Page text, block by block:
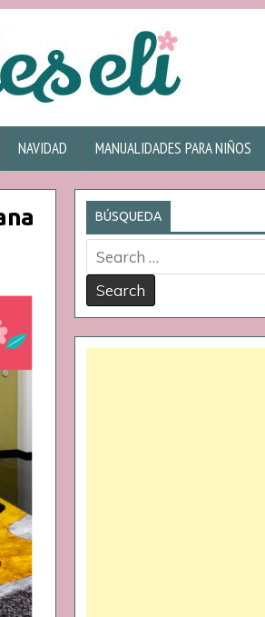
NAVIDAD MANUALIDADES PARA NIÑOS
BÚSQUEDA
Search
for: